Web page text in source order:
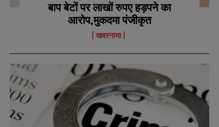
बाप बेटों पर लाखों रुपए हड़पने का
आरोप,मुकदमा पंजीकृत
खबरनामा